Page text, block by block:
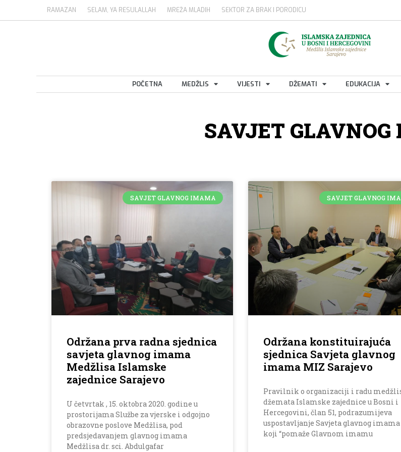
RAMAZAN SELAM, YA RESULALLAH MREŽA MLADIH SEKTOR ZA BRAK I PORODICU
POČETNA MEDŽLIS VIJESTI DŽEMATI EDUKACIJA
SAVJET
SAVJET GLAVNOG IMAMA
Održana prva radna sjednica
savjeta glavnog imama
Medžlisa Islamske
zajednice Sarajevo
U četvrtak , 15. oktobra 2020. godine u
prostorijama Službe za vjerske i odgojno
obrazovne poslove Medžlisa, pod
predsjedavanjem glavnog imama
Medžlisa dr. sci. Abdulgafar
SAVJET GLAVNOG
Održana konstituirajuća
sjednica Savjeta glavnog
imama MIZ Sarajevo
Pravilnik o organizaciji i radu
džemata Islamske zajednice u Bosni i
Hercegovini, član 51, podrazumijeva
uspostavljanje Savjeta glavnog imama
koji “pomaže Glavnom imamu